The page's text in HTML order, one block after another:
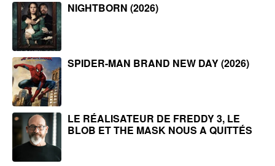
NIGHTBORN (2026)
SPIDER-MAN BRAND NEW DAY (2026)
LE RÉALISATEUR DE FREDDY 3, LE
BLOB ET THE MASK NOUS A QUITTÉS